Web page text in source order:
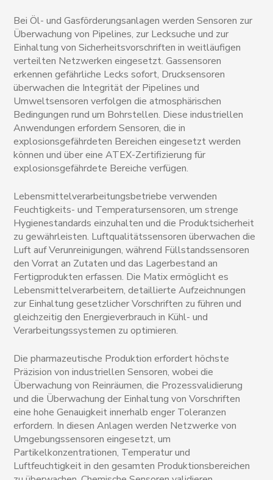
Bei Öl- und Gasförderungsanlagen werden Sensoren zur
Überwachung von Pipelines, zur Lecksuche und zur
Einhaltung von Sicherheitsvorschriften in weitläufigen
verteilten Netzwerken eingesetzt. Gassensoren
erkennen gefährliche Lecks sofort, Drucksensoren
überwachen die Integrität der Pipelines und
Umweltsensoren verfolgen die atmosphärischen
Bedingungen rund um Bohrstellen. Diese industriellen
Anwendungen erfordern Sensoren, die in
explosionsgefährdeten Bereichen eingesetzt werden
können und über eine ATEX-Zertifizierung für
explosionsgefährdete Bereiche verfügen.
Lebensmittelverarbeitungsbetriebe verwenden
Feuchtigkeits- und Temperatursensoren, um strenge
Hygienestandards einzuhalten und die Produktsicherheit
zu gewährleisten. Luftqualitätssensoren überwachen die
Luft auf Verunreinigungen, während Füllstandssensoren
den Vorrat an Zutaten und das Lagerbestand an
Fertigprodukten erfassen. Die Matix ermöglicht es
Lebensmittelverarbeitern, detaillierte Aufzeichnungen
zur Einhaltung gesetzlicher Vorschriften zu führen und
gleichzeitig den Energieverbrauch in Kühl- und
Verarbeitungssystemen zu optimieren.
Die pharmazeutische Produktion erfordert höchste
Präzision von industriellen Sensoren, wobei die
Überwachung von Reinräumen, die Prozessvalidierung
und die Überwachung der Einhaltung von Vorschriften
eine hohe Genauigkeit innerhalb enger Toleranzen
erfordern. In diesen Anlagen werden Netzwerke von
Umgebungssensoren eingesetzt, um
Partikelkonzentrationen, Temperatur und
Luftfeuchtigkeit in den gesamten Produktionsbereichen